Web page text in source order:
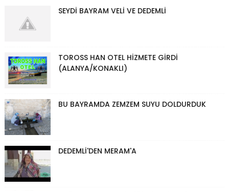
SEYDİ BAYRAM VELİ VE DEDEMLİ
TOROSS HAN OTEL HİZMETE GİRDİ
(ALANYA/KONAKLI)
BU BAYRAMDA ZEMZEM SUYU DOLDURDUK
DEDEMLİ'DEN MERAM'A